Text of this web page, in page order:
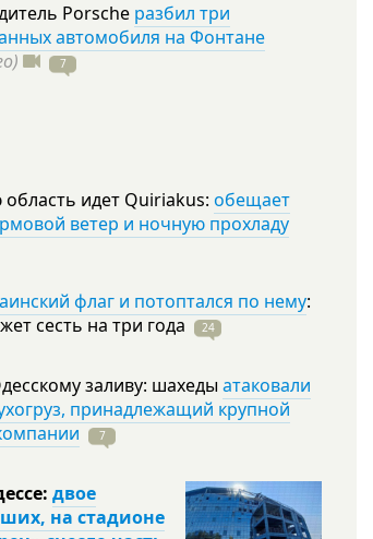
Porsche разбил три
автомобиля на Фонтане
7
идет Quiriakus: обещает
ветер и ночную прохладу
флаг и потоптался по нему:
сесть на три года 24
заливу: шахеды атаковали
принадлежащий крупной
7
двое
на стадионе